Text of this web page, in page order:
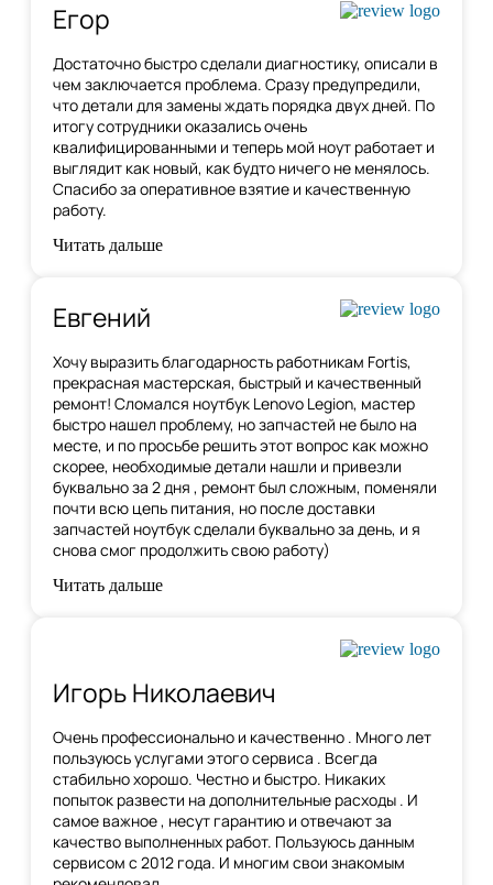
Егор
Достаточно быстро сделали диагностику, описали в
чем заключается проблема. Сразу предупредили,
что детали для замены ждать порядка двух дней. По
итогу сотрудники оказались очень
квалифицированными и теперь мой ноут работает и
выглядит как новый, как будто ничего не менялось.
Спасибо за оперативное взятие и качественную
работу.
Читать дальше
Евгений
Хочу выразить благодарность работникам Fortis,
прекрасная мастерская, быстрый и качественный
ремонт! Сломался ноутбук Lenovo Legion, мастер
быстро нашел проблему, но запчастей не было на
месте, и по просьбе решить этот вопрос как можно
скорее, необходимые детали нашли и привезли
буквально за 2 дня , ремонт был сложным, поменяли
почти всю цепь питания, но после доставки
запчастей ноутбук сделали буквально за день, и я
снова смог продолжить свою работу)
Читать дальше
Игорь Николаевич
Очень профессионально и качественно . Много лет
пользуюсь услугами этого сервиса . Всегда
стабильно хорошо. Честно и быстро. Никаких
попыток развести на дополнительные расходы . И
самое важное , несут гарантию и отвечают за
качество выполненных работ. Пользуюсь данным
сервисом с 2012 года. И многим свои знакомым